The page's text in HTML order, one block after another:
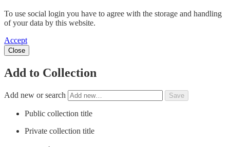
To use social login you have to agree with the storage and handling
of your data by this website.
Accept
Close
Add to Collection
Add new or search
Public collection title
Private collection title